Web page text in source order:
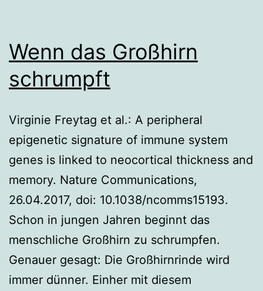
Wenn das Großhirn
schrumpft
Virginie Freytag et al.: A peripheral
epigenetic signature of immune system
genes is linked to neocortical thickness and
memory. Nature Communications,
26.04.2017, doi: 10.1038/ncomms15193.
Schon in jungen Jahren beginnt das
menschliche Großhirn zu schrumpfen.
Genauer gesagt: Die Großhirnrinde wird
immer dünner. Einher mit diesem